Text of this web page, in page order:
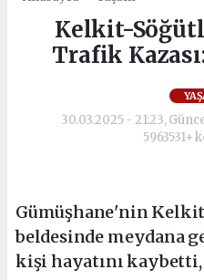
Kelkit-
Trafik
30.03.2025 - 21:23,
5963531+
Gümüşhane'nin
beldesinde meydana
kişi hayatını